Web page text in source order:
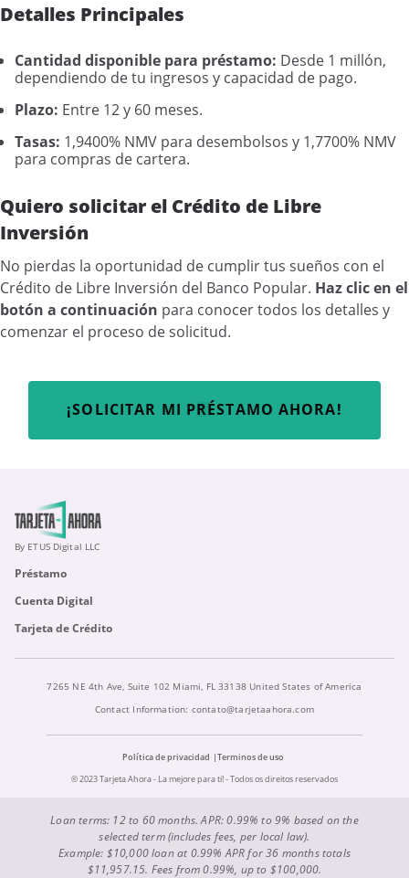
Detalles Principales
Cantidad disponible para préstamo: Desde 1 millón,
dependiendo de tu ingresos y capacidad de pago.
Plazo: Entre 12 y 60 meses.
Tasas: 1,9400% NMV para desembolsos y 1,7700% NMV
para compras de cartera.
Quiero solicitar el Crédito de Libre
Inversión
No pierdas la oportunidad de cumplir tus sueños con el
Crédito de Libre Inversión del Banco Popular. Haz clic en el
botón a continuación para conocer todos los detalles y
comenzar el proceso de solicitud.
¡SOLICITAR MI PRÉSTAMO AHORA!
By ETUS Digital LLC
Préstamo
Cuenta Digital
Tarjeta de Crédito
7265 NE 4th Ave, Suite 102 Miami, FL 33138 United States of America
Contact Information: contato@tarjetaahora.com
Política de privacidad
Terminos de uso
© 2023 Tarjeta Ahora - La mejore para ti! - Todos os direitos reservados
Loan terms: 12 to 60 months. APR: 0.99% to 9% based on the
selected term (includes fees, per local law).
Example: $10,000 loan at 0.99% APR for 36 months totals
$11,957.15. Fees from 0.99%, up to $100,000.